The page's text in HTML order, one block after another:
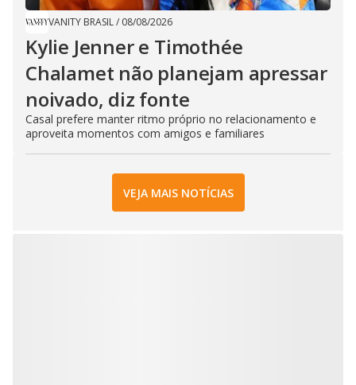
VANITY BRASIL/ 08/08/2026
Kylie Jenner e Timothée
Chalamet não planejam apressar
noivado, diz fonte
Casal prefere manter ritmo próprio no relacionamento e
aproveita momentos com amigos e familiares
VEJA MAIS NOTÍCIAS